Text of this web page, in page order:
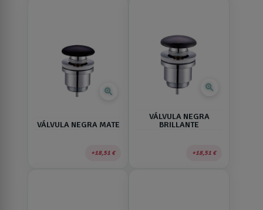
zoom_in
VÁLVULA NEGRA MATE
18,51 €
zoom_in
VÁLVULA NEGRA
BRILLANTE
18,51 €